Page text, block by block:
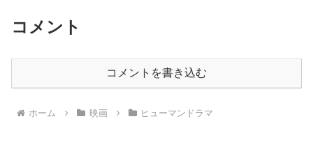
コメント
コメントを書き込む
ホーム 映画 ヒューマンドラマ